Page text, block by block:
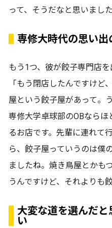
って、そうだなと思いました
専修大時代の思い出
もう1つ、彼が餃子専門店を
「もう閉店したんですけど
屋という餃子屋があって。
専修大学卓球部のOBなら
るお店です。先輩に連れて
ら、餃子屋っていうのは僕
ましたね。焼き鳥屋とかも
うんですけど、それよりも
大変な道を選んだ
い